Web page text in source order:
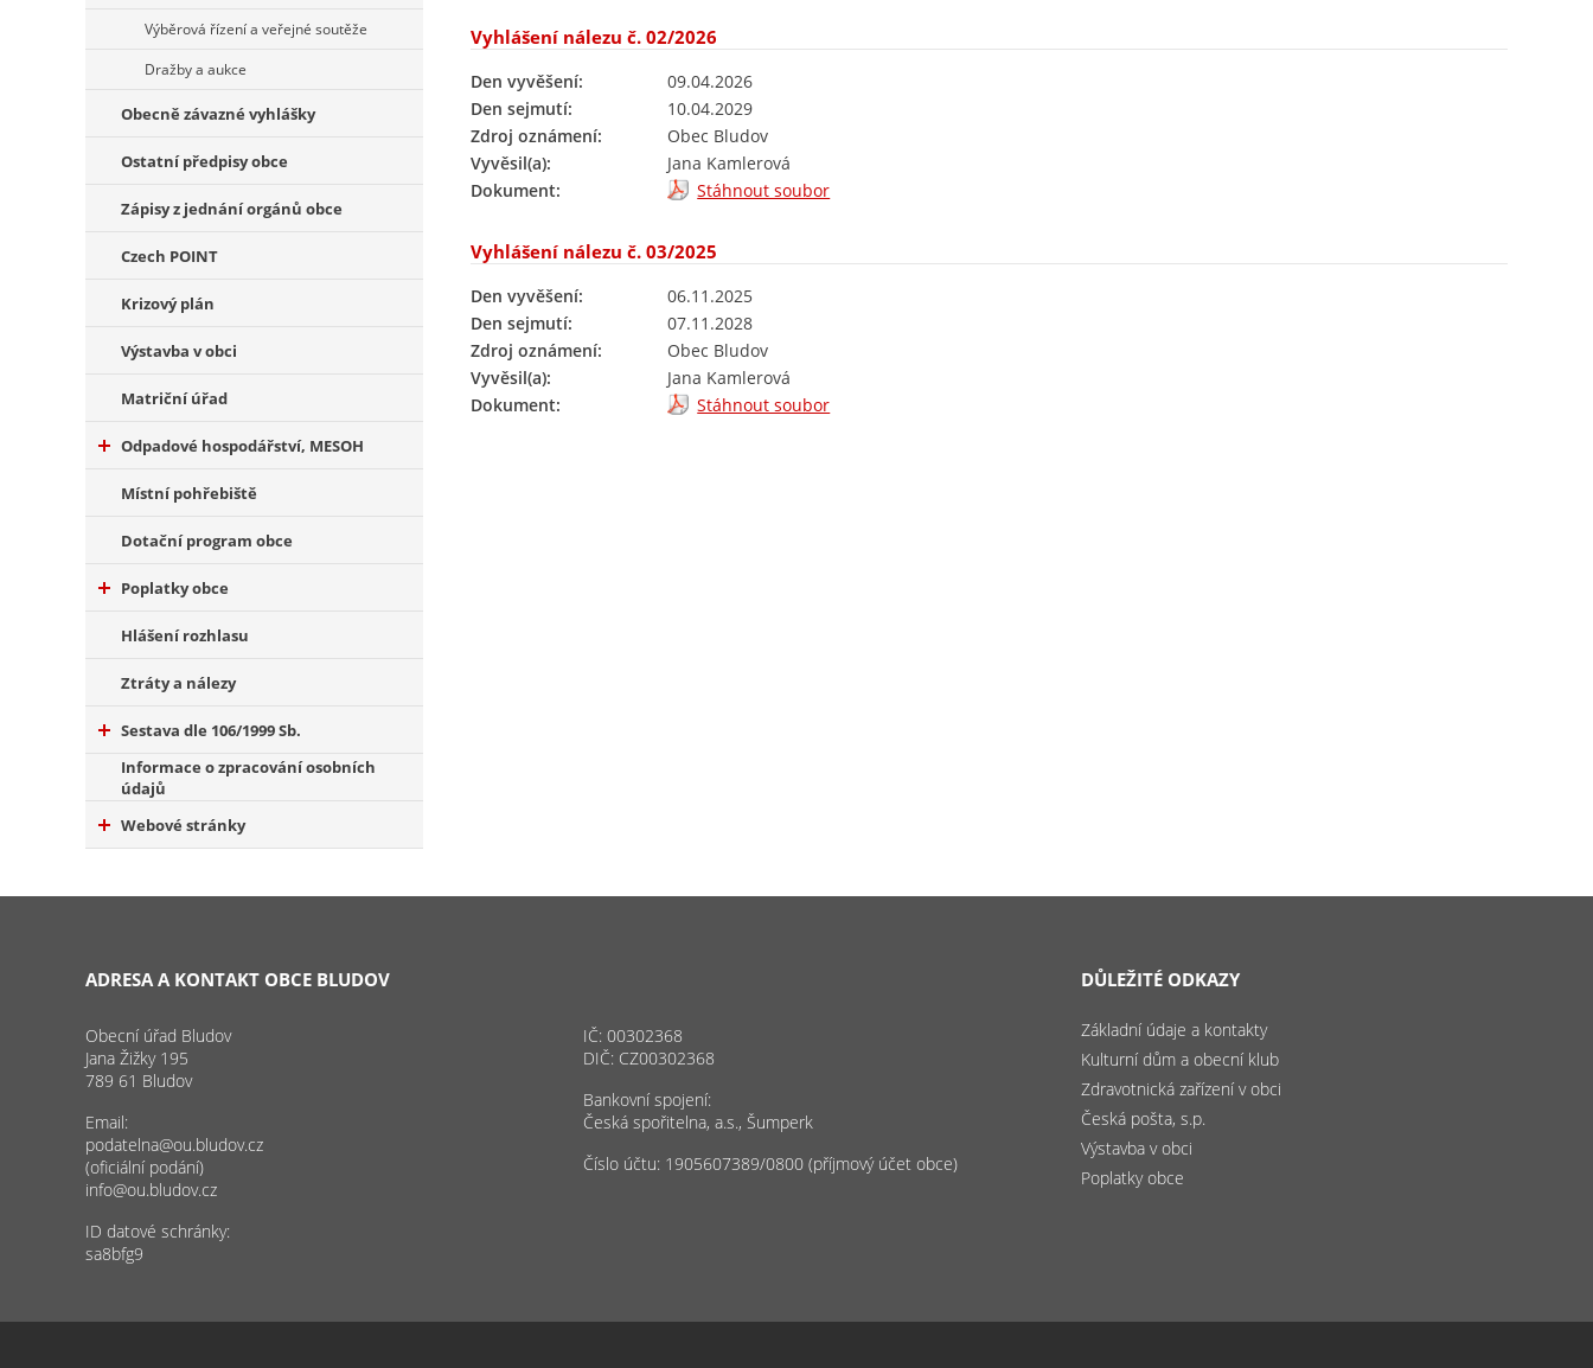
Výběrová řízení a veřejné soutěže
Dražby a aukce
Obecně závazné vyhlášky
Ostatní předpisy obce
Zápisy z jednání orgánů obce
Czech POINT
Krizový plán
Výstavba v obci
Matriční úřad
Odpadové hospodářství, MESOH
Místní pohřebiště
Dotační program obce
Poplatky obce
Hlášení rozhlasu
Ztráty a nálezy
Sestava dle 106/1999 Sb.
Informace o zpracování osobních
údajů
Webové stránky
Vyhlášení nálezu č. 02/2026
Den vyvěšení:
09.04.2026
Den sejmutí:
10.04.2029
Zdroj oznámení:
Obec Bludov
Vyvěsil(a):
Jana Kamlerová
Dokument:
Stáhnout soubor
Vyhlášení nálezu č. 03/2025
Den vyvěšení:
06.11.2025
Den sejmutí:
07.11.2028
Zdroj oznámení:
Obec Bludov
Vyvěsil(a):
Jana Kamlerová
Dokument:
Stáhnout soubor
ADRESA A KONTAKT OBCE BLUDOV
Obecní úřad Bludov
Jana Žižky 195
789 61 Bludov
Email:
podatelna@ou.bludov.cz
(oficiální podání)
info@ou.bludov.cz
ID datové schránky:
sa8bfg9
IČ: 00302368
DIČ: CZ00302368
Bankovní spojení:
Česká spořitelna, a.s., Šumperk
Číslo účtu: 1905607389/0800 (příjmový účet obce)
DŮLEŽITÉ ODKAZY
Základní údaje a kontakty
Kulturní dům a obecní klub
Zdravotnická zařízení v obci
Česká pošta, s.p.
Výstavba v obci
Poplatky obce